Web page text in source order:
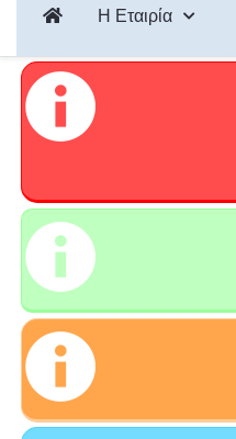
Η Εταιρία